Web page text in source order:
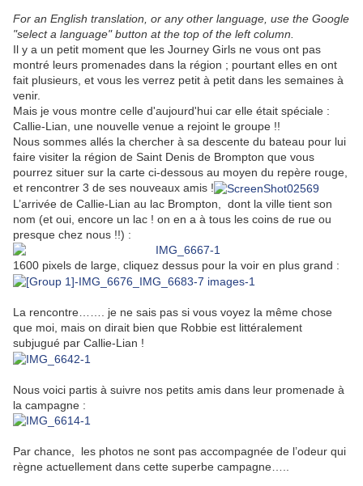
For an English translation, or any other language, use the Google
"select a language" button at the top of the left column.
Il y a un petit moment que les Journey Girls ne vous ont pas
montré leurs promenades dans la région ; pourtant elles en ont
fait plusieurs, et vous les verrez petit à petit dans les semaines à
venir.
Mais je vous montre celle d'aujourd'hui car elle était spéciale :
Callie-Lian, une nouvelle venue a rejoint le groupe !!
Nous sommes allés la chercher à sa descente du bateau pour lui
faire visiter la région de Saint Denis de Brompton que vous
pourrez situer sur la carte ci-dessous au moyen du repère rouge,
et rencontrer 3 de ses nouveaux amis !
L’arrivée de Callie-Lian au lac Brompton, dont la ville tient son
nom (et oui, encore un lac ! on en a à tous les coins de rue ou
presque chez nous !!) :
1600 pixels de large, cliquez dessus pour la voir en plus grand :
La rencontre……. je ne sais pas si vous voyez la même chose
que moi, mais on dirait bien que Robbie est littéralement
subjugué par Callie-Lian !
Nous voici partis à suivre nos petits amis dans leur promenade à
la campagne :
Par chance, les photos ne sont pas accompagnée de l’odeur qui
règne actuellement dans cette superbe campagne…..